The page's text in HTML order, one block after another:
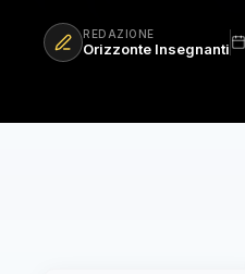
REDAZIONE
Orizzonte Insegnanti